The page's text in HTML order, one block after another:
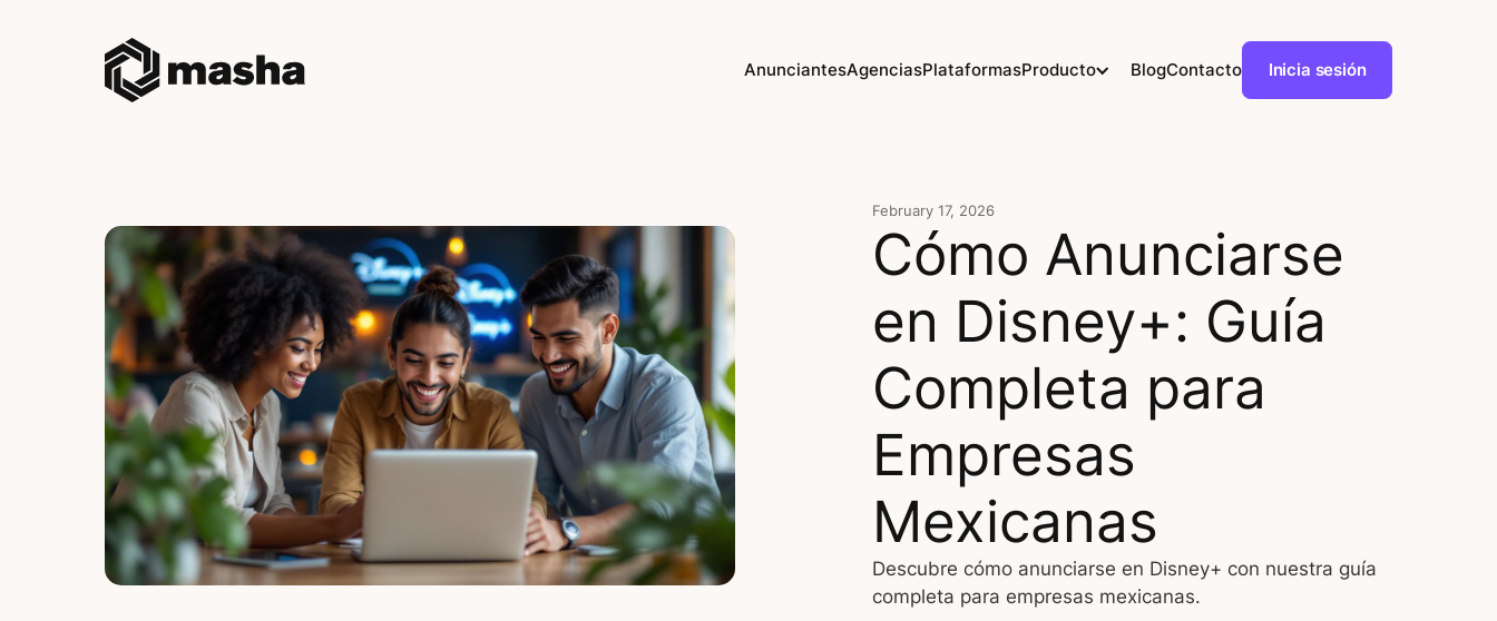
AnunciantesAgenciasPlataformasProducto BlogContacto Inicia sesión
February 17, 2026
Cómo Anunciarse
en Disney+: Guía
Completa para
Empresas
Mexicanas
Descubre cómo anunciarse en Disney+ con nuestra guía
completa para empresas mexicanas.